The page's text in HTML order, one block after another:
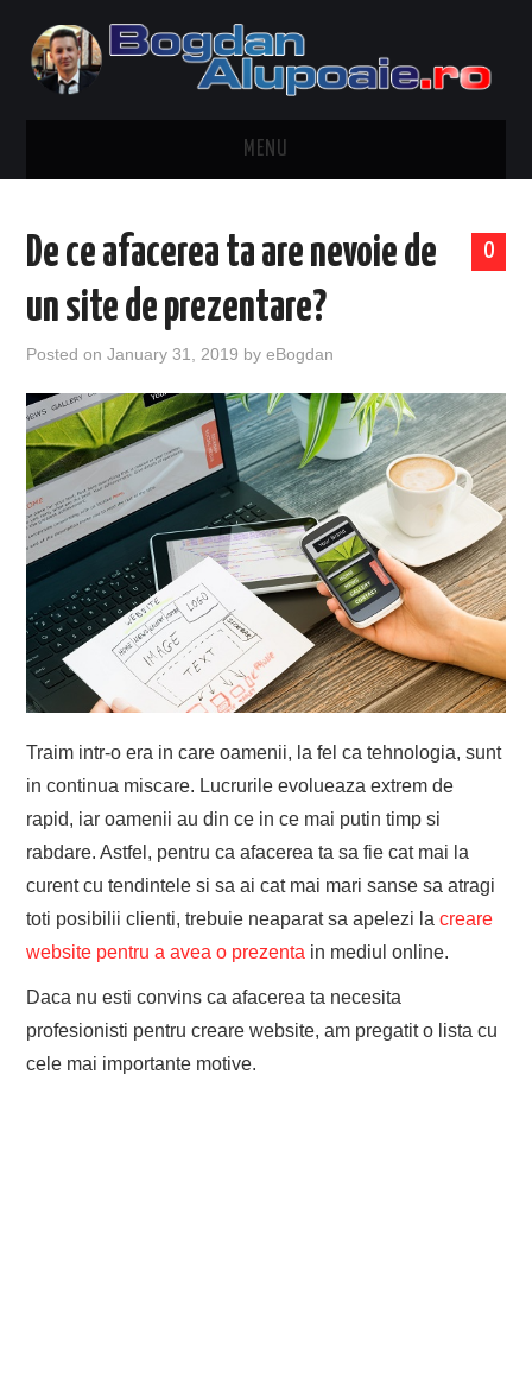
MENU
CONTACT
DESPRE BOGDAN ALUPOAIE
AUTOMOBILE
DRESS TO IMPRESS
TRAVEL
EVENIMENTE
TECH
BICICLETE
0
De ce afacerea ta are nevoie de
un site de prezentare?
Posted onJanuary 31, 2019 byeBogdan
Traim intr-o era in care oamenii, la fel ca tehnologia, sunt
in continua miscare. Lucrurile evolueaza extrem de
rapid, iar oamenii au din ce in ce mai putin timp si
rabdare. Astfel, pentru ca afacerea ta sa fie cat mai la
curent cu tendintele si sa ai cat mai mari sanse sa atragi
toti posibilii clienti, trebuie neaparat sa apelezi lacreare
website pentru a avea o prezenta in mediul online.
Daca nu esti convins ca afacerea ta necesita
profesionisti pentru creare website, am pregatit o lista cu
cele mai importante motive.